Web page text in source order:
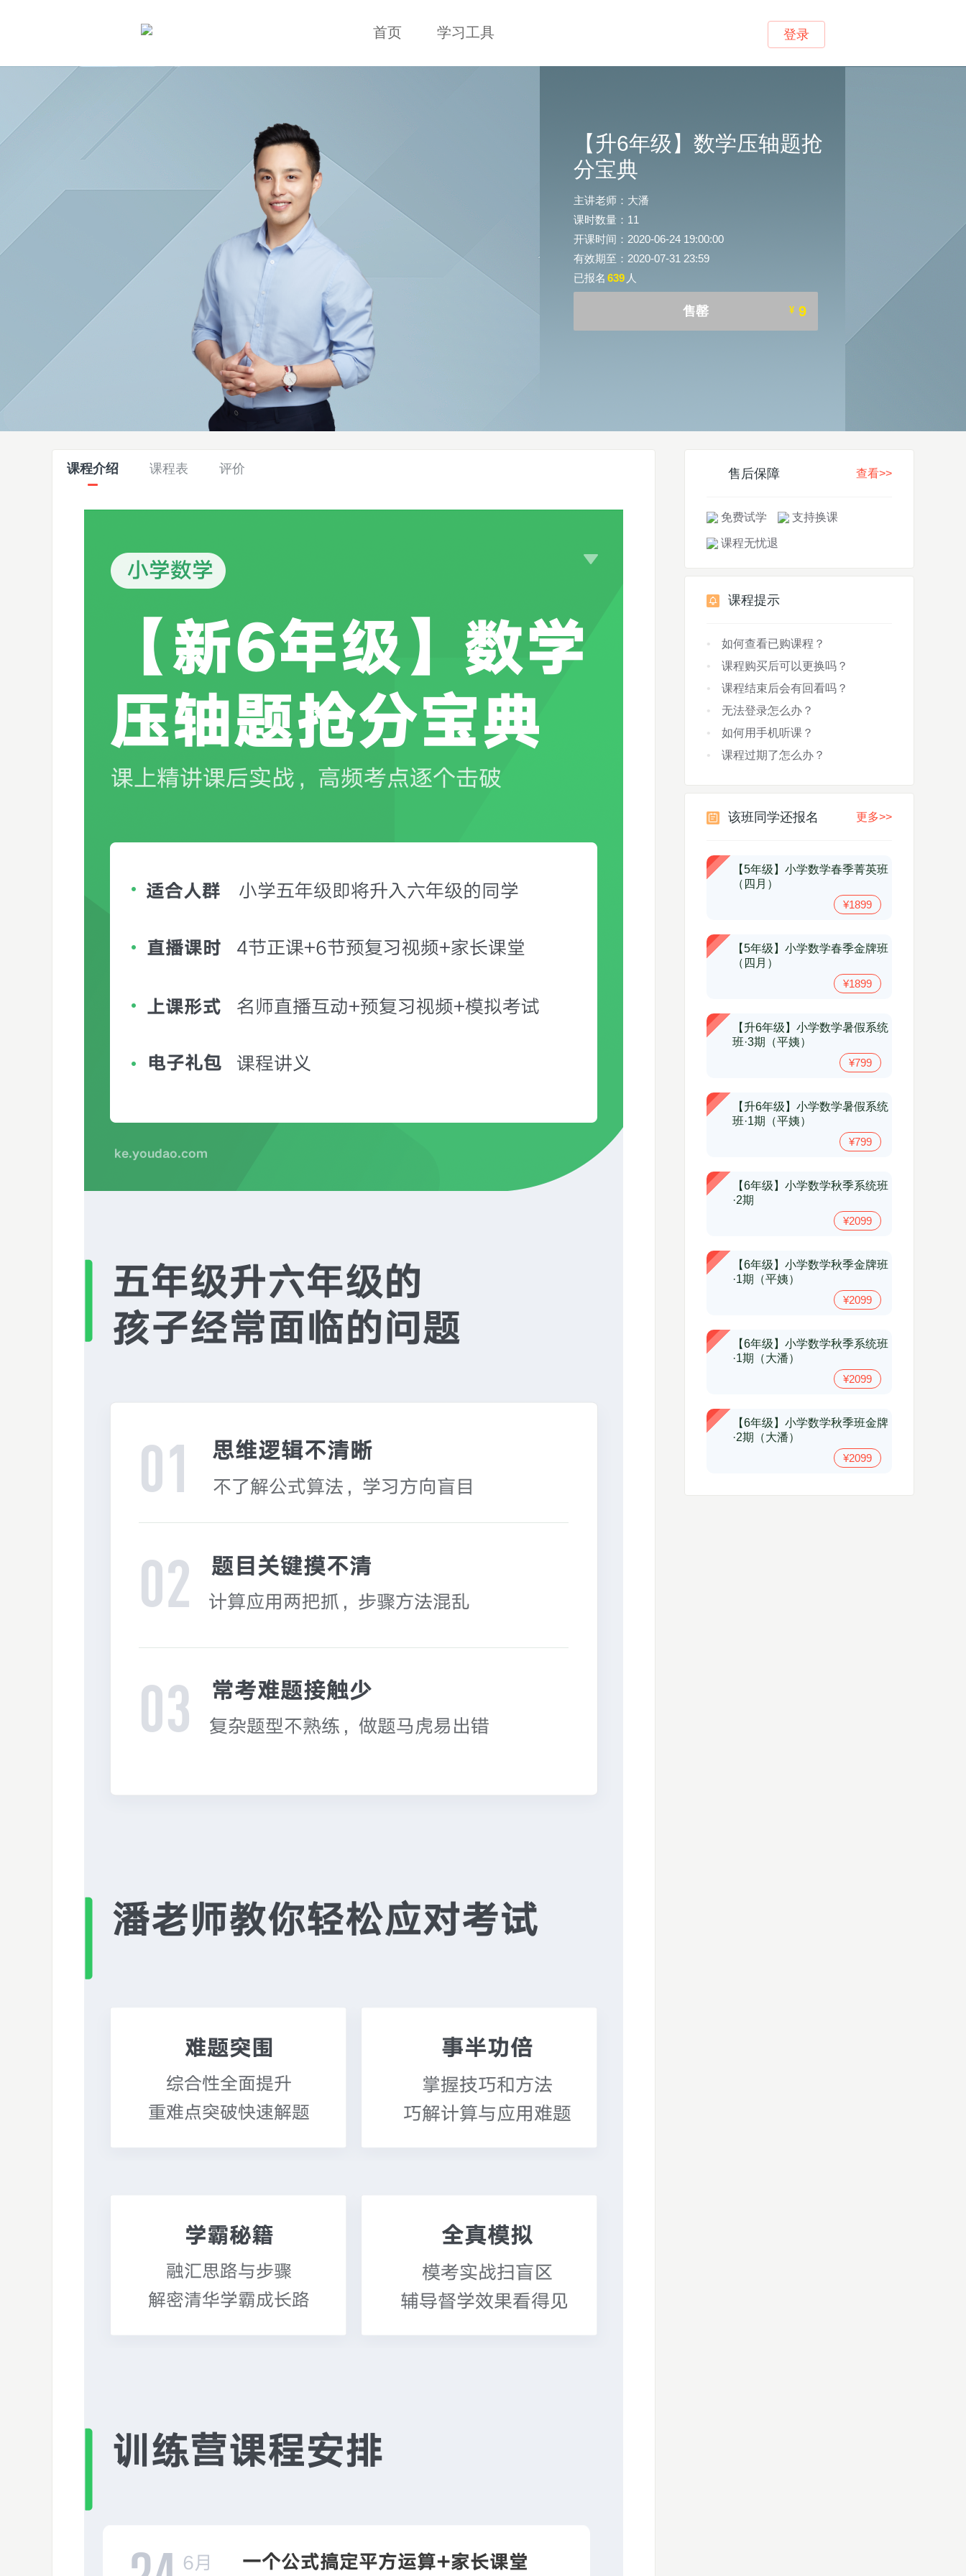
首页 学习工具 登录
【升6年级】数学压轴题抢
分宝典
主讲老师：大潘
课时数量：11
开课时间：2020-06-24 19:00:00
有效期至：2020-07-31 23:59
已报名 639 人
售罄 ¥ 9
课程介绍 课程表 评价 售后保障 查看>>
免费试学 支持换课
课程无忧退
课程提示
如何查看已购课程？
课程购买后可以更换吗？
课程结束后会有回看吗？
无法登录怎么办？
如何用手机听课？
课程过期了怎么办？
该班同学还报名 更多>>
【5年级】小学数学春季菁英班
（四月）
¥1899
【5年级】小学数学春季金牌班
（四月）
¥1899
【升6年级】小学数学暑假系统
班·3期（平姨）
¥799
【升6年级】小学数学暑假系统
班·1期（平姨）
¥799
【6年级】小学数学秋季系统班
·2期
¥2099
【6年级】小学数学秋季金牌班
·1期（平姨）
¥2099
【6年级】小学数学秋季系统班
·1期（大潘）
¥2099
【6年级】小学数学秋季班金牌
·2期（大潘）
¥2099